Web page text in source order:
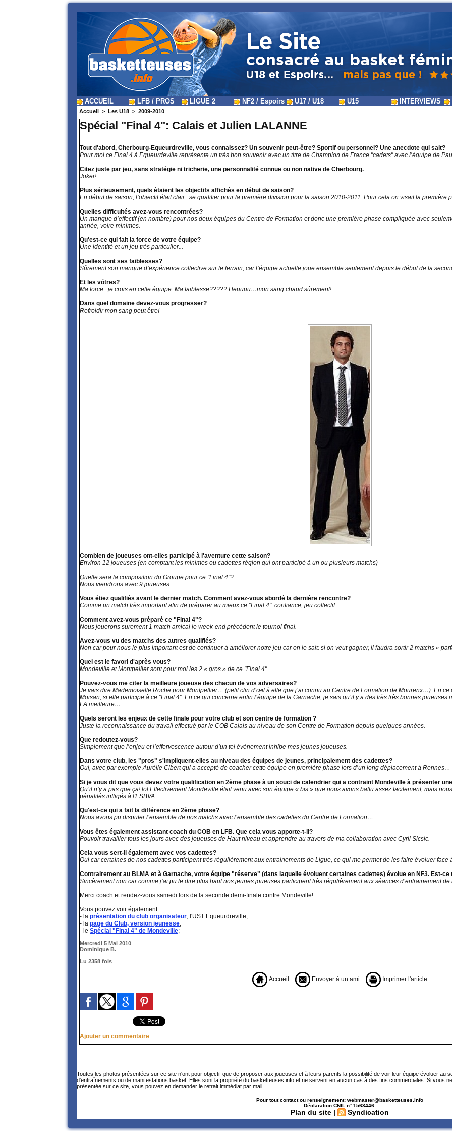
ACCUEIL LFB / PROS LIGUE 2 NF2 / Espoirs U17 / U18 U15 INTERVIEWS
Accueil > Les U18 > 2009-2010
Spécial "Final 4": Calais et Julien LALANNE
Tout d'abord, Cherbourg-Equeurdreville, vous connaissez? Un souvenir peut-être? Sportif ou personnel? Une anecdote qui sait?
Pour moi ce Final 4 à Equeurdeville représente un très bon souvenir avec un titre de Champion de France "cadets" avec l’équipe de
Citez juste par jeu, sans stratégie ni tricherie, une personnalité connue ou non native de Cherbourg.
Joker!
Plus sérieusement, quels étaient les objectifs affichés en début de saison?
En début de saison, l’objectif était clair : se qualifier pour la première division pour la saison 2010-2011. Pour cela on visait la première
Quelles difficultés avez-vous rencontrées?
Un manque d’effectif (en nombre) pour nos deux équipes du Centre de Formation et donc une première phase compliquée avec
année, voire minimes.
Qu'est-ce qui fait la force de votre équipe?
Une identité et un jeu très particulier...
Quelles sont ses faiblesses?
Sûrement son manque d’expérience collective sur le terrain, car l’équipe actuelle joue ensemble seulement depuis le début de la
Et les vôtres?
Ma force : je crois en cette équipe. Ma faiblesse????? Heuuuu…mon sang chaud sûrement!
Dans quel domaine devez-vous progresser?
Refroidir mon sang peut être!
Combien de joueuses ont-elles participé à l'aventure cette saison?
Environ 12 joueuses (en comptant les minimes ou cadettes région qui ont participé à un ou plusieurs matchs)
Quelle sera la composition du Groupe pour ce "Final 4"?
Nous viendrons avec 9 joueuses.
Vous étiez qualifiés avant le dernier match. Comment avez-vous abordé la dernière rencontre?
Comme un match très important afin de préparer au mieux ce "Final 4": confiance, jeu collectif...
Comment avez-vous préparé ce "Final 4"?
Nous jouerons surement 1 match amical le week-end précédent le tournoi final.
Avez-vous vu des matchs des autres qualifiés?
Non car pour nous le plus important est de continuer à améliorer notre jeu car on le sait: si on veut gagner, il faudra sortir 2 matchs «
Quel est le favori d'après vous?
Mondeville et Montpellier sont pour moi les 2 « gros » de ce "Final 4".
Pouvez-vous me citer la meilleure joueuse des chacun de vos adversaires?
Je vais dire Mademoiselle Roche pour Montpellier… (petit clin d’œil à elle que j’ai connu au Centre de Formation de Mourenx…). En
Moisan, si elle participe à ce "Final 4". En ce qui concerne enfin l’équipe de la Garnache, je sais qu’il y a des très très bonnes
LA meilleure…
Quels seront les enjeux de cette finale pour votre club et son centre de formation ?
Juste la reconnaissance du travail effectué par le COB Calais au niveau de son Centre de Formation depuis quelques années.
Que redoutez-vous?
Simplement que l’enjeu et l’effervescence autour d’un tel évènement inhibe mes jeunes joueuses.
Dans votre club, les "pros" s'impliquent-elles au niveau des équipes de jeunes, principalement des cadettes?
Oui, avec par exemple Aurélie Cibert qui a accepté de coacher cette équipe en première phase lors d’un long déplacement à Rennes…
Si je vous dit que vous devez votre qualification en 2ème phase à un souci de calendrier qui a contraint Mondeville à présenter
Qu’il n’y a pas que ça! lol Effectivement Mondeville était venu avec son équipe « bis » que nous avons battu assez facilement, mais
pénalités infligés à l'ESBVA.
Qu'est-ce qui a fait la différence en 2ème phase?
Nous avons pu disputer l’ensemble de nos matchs avec l’ensemble des cadettes du Centre de Formation…
Vous êtes également assistant coach du COB en LFB. Que cela vous apporte-t-il?
Pouvoir travailler tous les jours avec des joueuses de Haut niveau et apprendre au travers de ma collaboration avec Cyril Sicsic.
Cela vous sert-il également avec vos cadettes?
Oui car certaines de nos cadettes participent très régulièrement aux entrainements de Ligue, ce qui me permet de les faire évoluer
Contrairement au BLMA et à Garnache, votre équipe "réserve" (dans laquelle évoluent certaines cadettes) évolue en NF3. Est-ce
Sincèrement non car comme j’ai pu le dire plus haut nos jeunes joueuses participent très régulièrement aux séances d’entrainement de
Merci coach et rendez-vous samedi lors de la seconde demi-finale contre Mondeville!
Vous pouvez voir également:
- la présentation du club organisateur, l'UST Equeurdreville;
- la page du Club, version jeunesse;
- le Spécial "Final 4" de Mondeville;
Mercredi 5 Mai 2010
Dominique B.
Lu 2358 fois
Accueil
Envoyer à un ami Imprimer l'article
Ajouter un commentaire
Toutes les photos présentées sur ce site n'ont pour objectif que de proposer aux joueuses et à leurs parents la possibilité de voir leur équipe évoluer au
d'entraînements ou de manifestations basket. Elles sont la propriété du basketteuses.info et ne servent en aucun cas à des fins commerciales. Si vous
présentée sur ce site, vous pouvez en demander le retrait immédiat par mail.
Pour tout contact ou renseignement: webmaster@basketteuses.info
Déclaration CNIL n° 1563446.
Plan du site | Syndication